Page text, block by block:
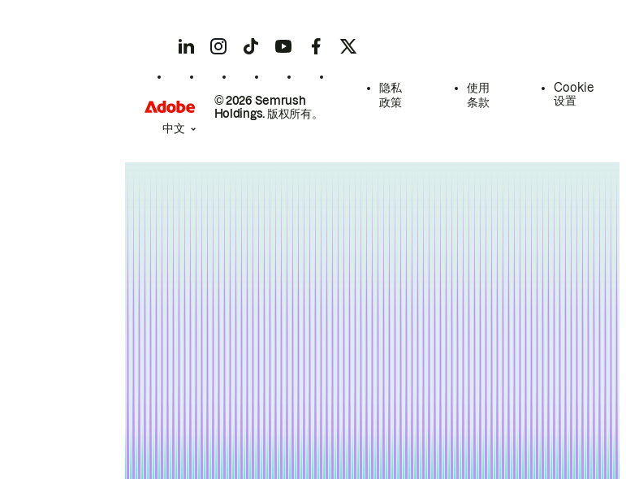
© 2026 Semrush
Holdings. 版权所有。
隐私
政策
使用
条款
Cookie
设置
中文